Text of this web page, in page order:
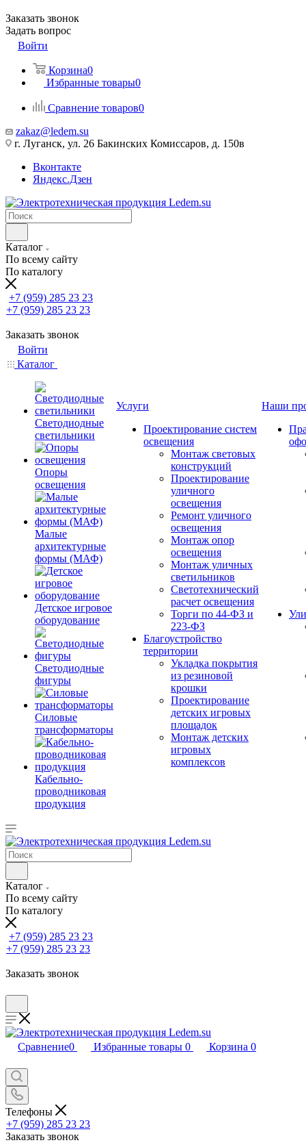
Заказать звонок
Задать вопрос
Войти
Корзина0
Избранные товары0
Сравнение товаров0
zakaz@ledem.su
г. Луганск, ул. 26 Бакинских Комиссаров, д. 150в
Вконтакте
Яндекс.Дзен
Каталог
По всему сайту
По каталогу
+7 (959) 285 23 23
+7 (959) 285 23 23
Заказать звонок
Войти
Каталог
Светодиодные
светильники
Опоры
освещения
Малые
архитектурные
формы (МАФ)
Детское игровое
оборудование
Светодиодные
фигуры
Силовые
трансформаторы
Кабельно-
проводниковая
продукция
Услуги
Проектирование систем
освещения
Монтаж световых
конструкций
Проектирование
уличного
освещения
Ремонт уличного
освещения
Монтаж опор
освещения
Монтаж уличных
светильников
Светотехнический
расчет освещения
Торги по 44-ФЗ и
223-ФЗ
Благоустройство
территории
Укладка покрытия
из резиновой
крошки
Проектирование
детских игровых
площадок
Монтаж детских
игровых
комплексов
Наши
Каталог
По всему сайту
По каталогу
+7 (959) 285 23 23
+7 (959) 285 23 23
Заказать звонок
Сравнение0 Избранные товары 0 Корзина 0
Телефоны
+7 (959) 285 23 23
Заказать звонок